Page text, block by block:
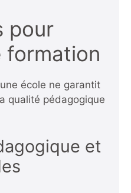
pour
formation
école ne garantit
qualité pédagogique
et